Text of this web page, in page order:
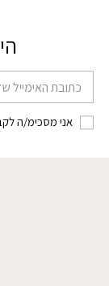
דוא׳׳ל
אני מסכימ/ה